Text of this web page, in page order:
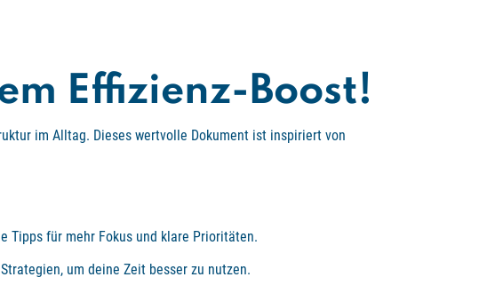
Effizienz-Boost!
im Alltag. Dieses wertvolle Dokument ist inspiriert von
Tipps für mehr Fokus und klare Prioritäten.
um deine Zeit besser zu nutzen.